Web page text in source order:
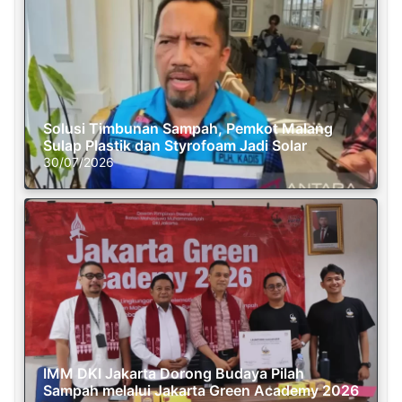
Solusi Timbunan Sampah, Pemkot Malang
Sulap Plastik dan Styrofoam Jadi Solar
30/07/2026
IMM DKI Jakarta Dorong Budaya Pilah
Sampah melalui Jakarta Green Academy 2026